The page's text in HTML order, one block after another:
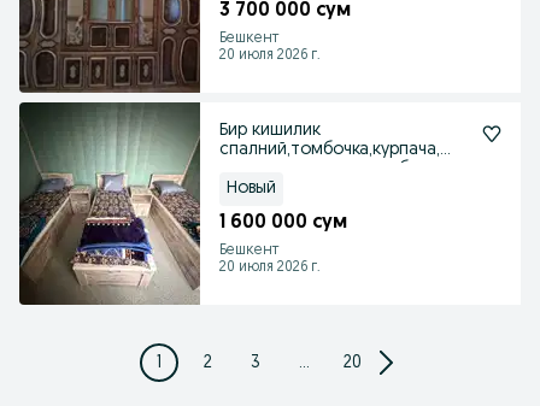
3 700 000 сум
Бешкент
20 июля 2026 г.
Бир кишилик
спалний,томбочка,курпача,
комп
Новый
1 600 000 сум
Бешкент
20 июля 2026 г.
1 2 3 ... 20